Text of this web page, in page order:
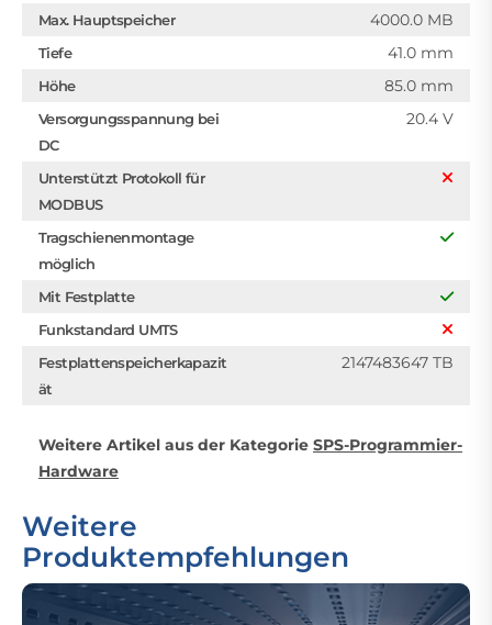
Max. Hauptspeicher 4000.0 MB
Tiefe 41.0 mm
Höhe 85.0 mm
Versorgungsspannung bei
DC
20.4 V
Unterstützt Protokoll für
MODBUS
Tragschienenmontage
möglich
Mit Festplatte
Funkstandard UMTS
Festplattenspeicherkapazit
ät
2147483647 TB
Weitere Artikel aus der Kategorie SPS-Programmier-
Hardware
Weitere
Produktempfehlungen